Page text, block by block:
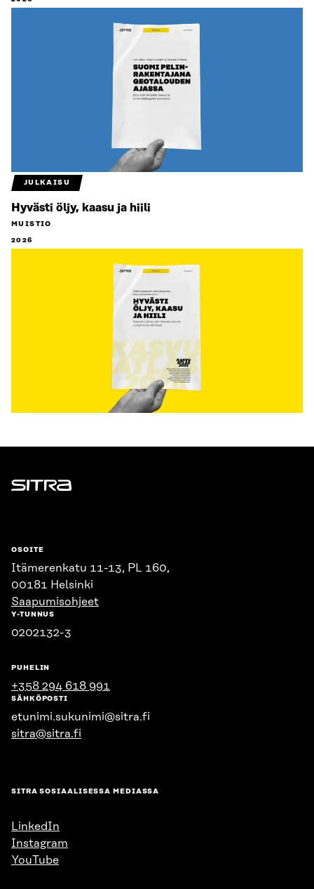
JULKAISU
Hyvästi öljy, kaasu ja hiili
MUISTIO
2026
Sitra
OSOITE
Itämerenkatu 11-13, PL 160,
00181 Helsinki
Saapumisohjeet
Y-TUNNUS
0202132-3
PUHELIN
+358 294 618 991
SÄHKÖPOSTI
etunimi.sukunimi@sitra.fi
sitra@sitra.fi
SITRA SOSIAALISESSA MEDIASSA
LinkedIn
Instagram
YouTube